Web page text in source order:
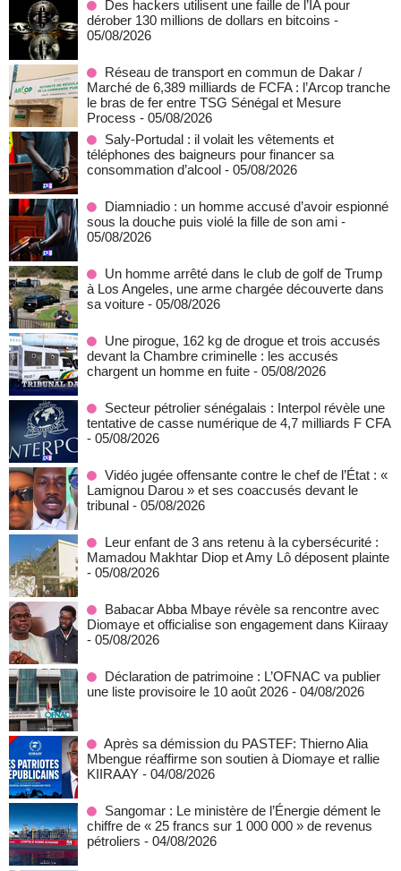
Des hackers utilisent une faille de l’IA pour
dérober 130 millions de dollars en bitcoins -
05/08/2026
Réseau de transport en commun de Dakar /
Marché de 6,389 milliards de FCFA : l’Arcop tranche
le bras de fer entre TSG Sénégal et Mesure
Process - 05/08/2026
Saly-Portudal : il volait les vêtements et
téléphones des baigneurs pour financer sa
consommation d’alcool - 05/08/2026
Diamniadio : un homme accusé d’avoir espionné
sous la douche puis violé la fille de son ami -
05/08/2026
Un homme arrêté dans le club de golf de Trump
à Los Angeles, une arme chargée découverte dans
sa voiture - 05/08/2026
Une pirogue, 162 kg de drogue et trois accusés
devant la Chambre criminelle : les accusés
chargent un homme en fuite - 05/08/2026
Secteur pétrolier sénégalais : Interpol révèle une
tentative de casse numérique de 4,7 milliards F CFA
- 05/08/2026
Vidéo jugée offensante contre le chef de l’État : «
Lamignou Darou » et ses coaccusés devant le
tribunal - 05/08/2026
Leur enfant de 3 ans retenu à la cybersécurité :
Mamadou Makhtar Diop et Amy Lô déposent plainte
- 05/08/2026
Babacar Abba Mbaye révèle sa rencontre avec
Diomaye et officialise son engagement dans Kiiraay
- 05/08/2026
Déclaration de patrimoine : L’OFNAC va publier
une liste provisoire le 10 août 2026 - 04/08/2026
Après sa démission du PASTEF: Thierno Alia
Mbengue réaffirme son soutien à Diomaye et rallie
KIIRAAY - 04/08/2026
Sangomar : Le ministère de l’Énergie dément le
chiffre de « 25 francs sur 1 000 000 » de revenus
pétroliers - 04/08/2026